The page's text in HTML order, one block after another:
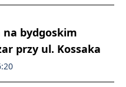
na bydgoskim
przy ul. Kossaka